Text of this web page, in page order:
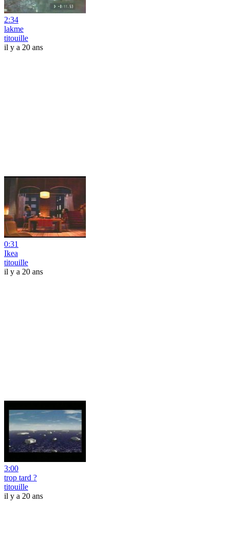
2:34
lakme
titouille
il y a 20 ans
0:31
Ikea
titouille
il y a 20 ans
3:00
trop tard ?
titouille
il y a 20 ans